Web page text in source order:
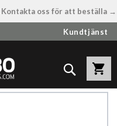
Kontakta oss för att beställa →
Kundtjänst
Sök